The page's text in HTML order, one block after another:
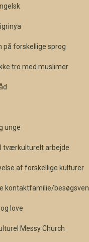
på forskellige sprog
tro med muslimer
unge
tværkulturelt arbejde
af forskellige kulturer
kontaktfamilie/besøgsven
love
Messy Church